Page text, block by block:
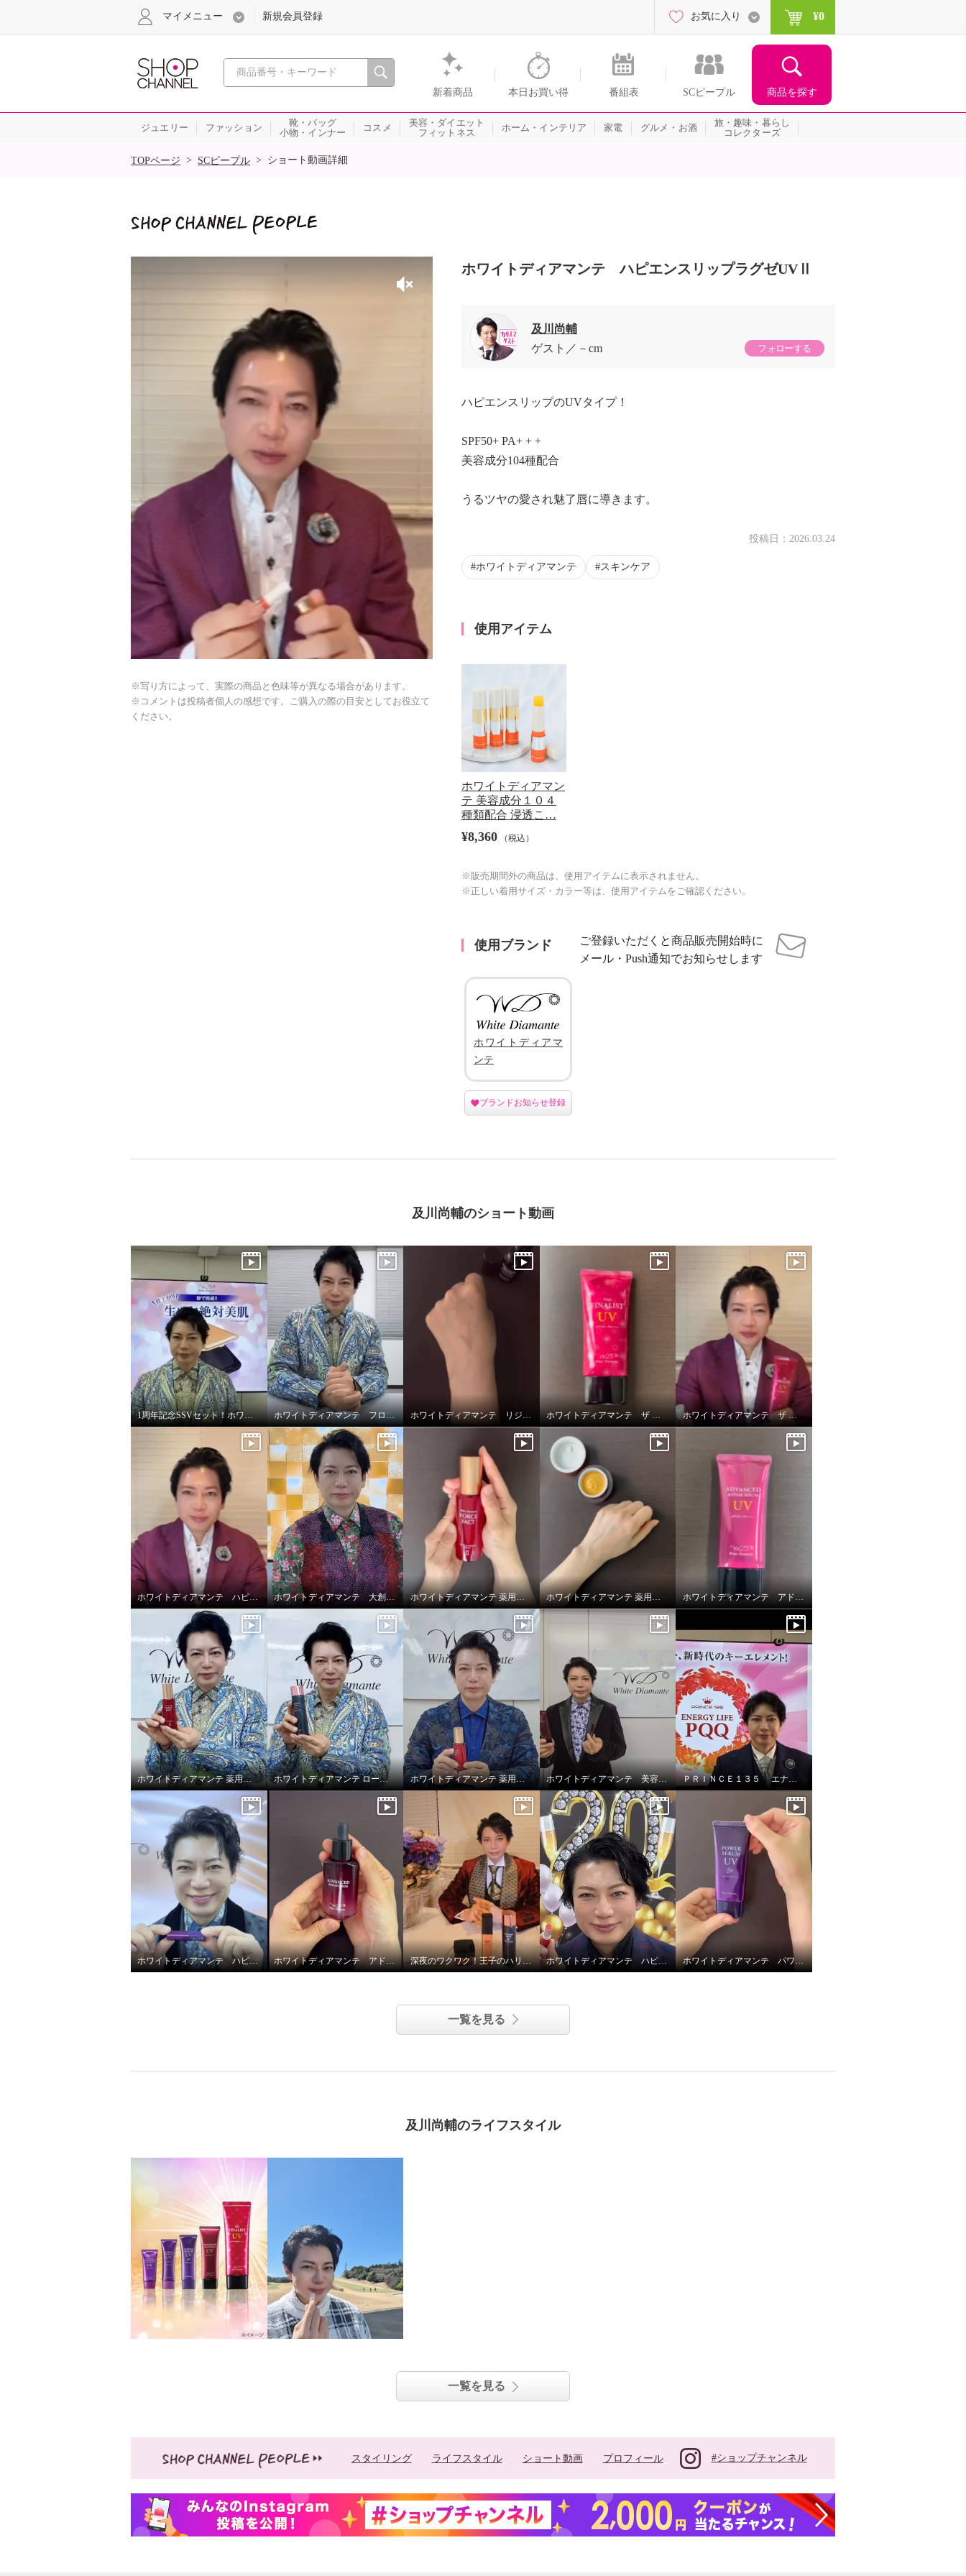
心おどる、瞬間を。通販・テレビショッピングのショップチャンネル
新着商品 本日お買い得 番組表 SCピープル 商品を探す
マイメニュー 新規会員登録 お気に入り ¥0
ジュエリー ファッション
靴・バッグ
小物・インナー
コスメ
美容・ダイエット
フィットネス
ホーム・インテリア 家電 グルメ・お酒
旅・趣味・暮らし
コレクターズ
SALE
TOPページ > SCピープル > ショート動画詳細
ホワイトディアマンテ 美容成
分１０４種類配合 浸透こだわ
りハリ保湿ケア 紫外線から唇
をガード ハピエンスリップ ラ
グゼＵＶ ＩＩ ２箱セット
（計４本）
※写り方によって、実際の商品と色味等が異なる場合があります。
※コメントは投稿者個人の感想です。ご購入の際の目安としてお役立て
ください。
ホワイトディアマンテ ハピエンスリップラグゼUVⅡ
及川尚輔
ゲスト
－cm フォローする
ハピエンスリップのUVタイプ！
SPF50+ PA+ + +
美容成分104種配合
うるツヤの愛され魅了唇に導きます。
投稿日： 2026.03.24
ホワイトディアマンテ スキンケア
使用アイテム
ホワイトディアマン
テ 美容成分１０４
種類配合 浸透こ…
¥8,360 （税込）
※販売期間外の商品は、使用アイテムに表示されません。
※正しい着用サイズ・カラー等は、使用アイテムをご確認ください。
使用ブランド
ご登録いただくと商品販売開始時に
メール・Push通知でお知らせします
ホワイトディアマ
ンテ
ブランドお知らせ登録
及川尚輔のショート動画
1周年記念SSVセット！ホワイトディアマンテ オールインワンファンデ ホワイトディアマンテ フローズンワールドクリーム ホワイトディアマンテ リジュファインセラム ホワイトディアマンテ ザ ファイナリストUV ホワイトディアマンテ ザ ファイナリストUV
ホワイトディアマンテ ハピエンスリップラグゼUVⅡ ホワイトディアマンテ 大創業祭2025特別セット ホワイトディアマンテ 薬用ホワイト＆ リンクルセラムⅡ “フォースファクトセラムⅡ” ホワイトディアマンテ 薬用ホワイト＆ リンクルクリームⅡ “フォースファクトⅡ” ホワイトディアマンテ アドバンスドリペアセラムUV
ホワイトディアマンテ 薬用ホワイト＆ リンクルセラムⅡ “フォースファクトセラムⅡ” ホワイトディアマンテ ローションディーテ リュクス ホワイトディアマンテ 薬用ホワイト＆ リンクルセラムⅡ “フォースファクトセラムⅡ” ホワイトディアマンテ 美容液UV &UVリップ ＰＲＩＮＣＥ１３５ エナジーライフＰＱＱ
ホワイトディアマンテ ハピエンスリップラグゼ ホワイトディアマンテ アドバンスドリペアセラム 深夜のワクワク！王子のハリツヤ！！ ホワイトディアマンテ パワーセラムＵＶ ＥＸ
一覧を見る
及川尚輔のライフスタイル
一覧を見る
スタイリング ライフスタイル ショート動画 プロフィール #ショップチャンネル